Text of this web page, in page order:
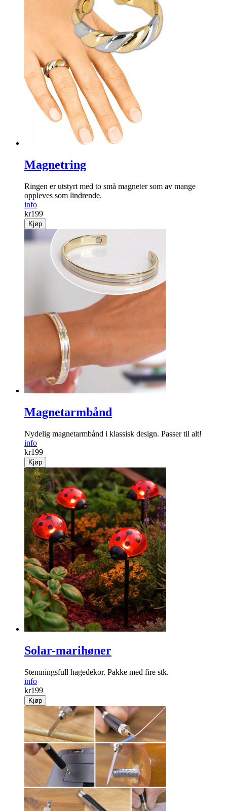
Magnetring
Ringen er utstyrt med to små magneter som av mange
oppleves som lindrende.
info
kr199
Kjøp
Magnetarmbånd
Nydelig magnet­armbånd i klassisk design. Passer til alt!
info
kr199
Kjøp
Solar-marihøner
Stemningsfull hage­dekor. Pakke med fire stk.
info
kr199
Kjøp